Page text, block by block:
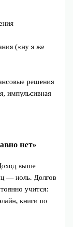
(«ну я же
решения
импульсивная
нет»
выше
— ноль. Долгов
учится:
книги по